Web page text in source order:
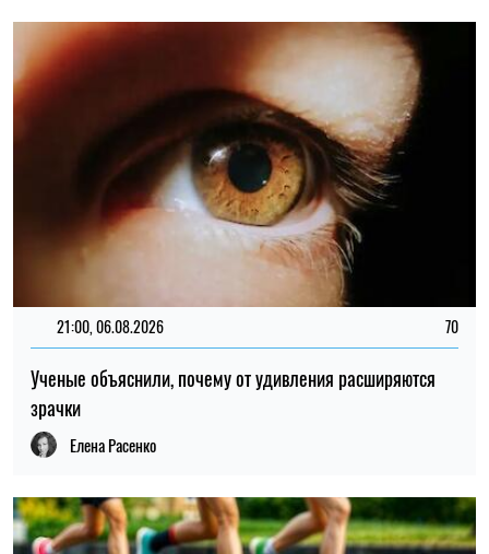
21:00, 06.08.2026 70
Ученые объяснили, почему от удивления расширяются
зрачки
Елена Расенко